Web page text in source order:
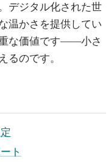
デジタル化された世
温かさを提供してい
な価値です——小さ
るのです。
ト